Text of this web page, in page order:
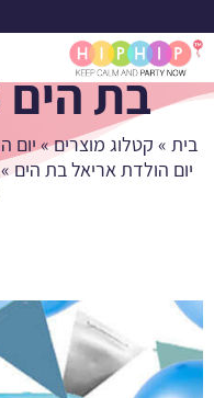
חבילת
בת הים 16 מוזמנים
בית » קטלוג מוצרים»יום
יום הולדת אריאל בת הים